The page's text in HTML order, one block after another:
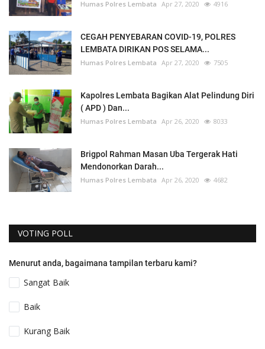
Humas Polres Lembata Apr 27, 2020 4916
CEGAH PENYEBARAN COVID-19, POLRES
LEMBATA DIRIKAN POS SELAMA...
Humas Polres Lembata Apr 27, 2020 7505
Kapolres Lembata Bagikan Alat Pelindung Diri
( APD ) Dan...
Humas Polres Lembata Apr 26, 2020 8033
Brigpol Rahman Masan Uba Tergerak Hati
Mendonorkan Darah...
Humas Polres Lembata Apr 26, 2020 4682
VOTING POLL
Menurut anda, bagaimana tampilan terbaru kami?
Sangat Baik
Baik
Kurang Baik